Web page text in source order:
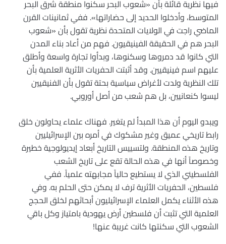
فيها نظرية قائلة بأن «شعوب البحر سكنوا منطقة شرق البحر
المتوسط، وأدخلوا الحديد إلى حضاراتها». ففي ثمانينات القرن
الماضي راجت في الولايات المتحدة نظرية تقول بأن «شعوب
البحر هم في الحقيقة الفينيقيون. فهم من أعاد بناء المدن
التي كانوا قد دمروها وسكنوها، وبدأوا تجارة واسعة وأطلق
عليهم اسم فينيقيين. وقد أثبتت الحفريات الأثرية العلمية بأن
تلك النظرية ولدت لأغراض سياسية بحتة تقول بأن الفنيقيين
ليسوا كنعانيين، بل هم شعب من أصل أوروبي.
ويبدو اليوم أن هذا المبدأ لم يتغير. فهناك علماء يحاولون خلق
رابط تاريخي عميق وغير مشكوك في أمره بين الإسرائيليين
وتاريخ هذه المنطقة. ولتسييس التاريخ أبعاد إيديولوجية خطيرة
وخصوصاً أنها في هذه الحالة تقع على تاريخ الشعب
الفلسطيني الذي لا يستطيع حالياً مجابهته علمياً. ففي
فلسطين، الحفريات الأثرية ترف لا يمكن حتى الحلم به. وفي
هذه الأثناء يكمل العلماء الإسرائيليون أبحاثهم لخلق الحجج
العلمية التي تثبت أن فلسطين أرض يهودية بامتياز وكل باقي
الشعوب التي سكنتها كانت غريبة عنها!